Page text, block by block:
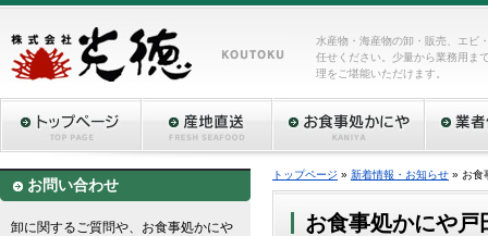
水産物・海産物の卸・販売、エビ
任せください。少量から業務用ま
理をご堪能いただけます。
トップページ » 新着情報・お知らせ » お食
お食事処かにや戸
お問い合わせ
卸に関するご質問や、お食事処かにや